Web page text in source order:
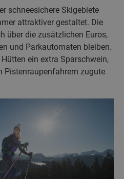
schneesichere Skigebiete
attraktiver gestaltet. Die
über die zusätzlichen Euros,
und Parkautomaten bleiben.
ein extra Sparschwein,
Pistenraupenfahrern zugute